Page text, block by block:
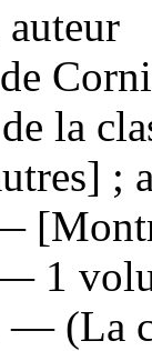
la
;
1
— (La